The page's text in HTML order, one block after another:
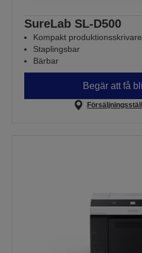
SureLab SL-D500
Kompakt produktionsskrivare
Staplingsbar
Bärbar
Begär att få